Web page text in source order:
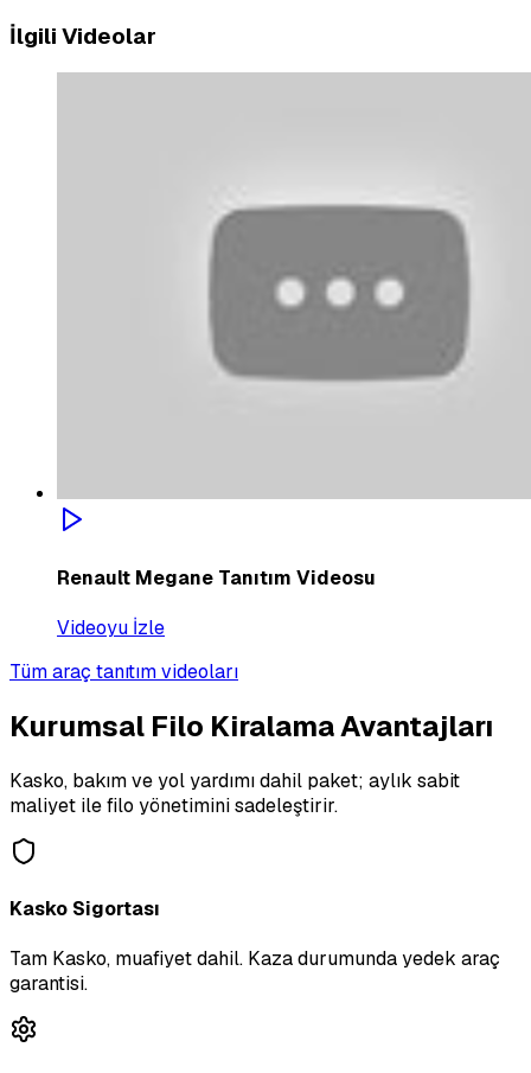
İlgili Videolar
Renault Megane Tanıtım Videosu
Videoyu İzle
Tüm araç tanıtım videoları
Kurumsal Filo Kiralama Avantajları
Kasko, bakım ve yol yardımı dahil paket; aylık sabit
maliyet ile filo yönetimini sadeleştirir.
Kasko Sigortası
Tam Kasko, muafiyet dahil. Kaza durumunda yedek araç
garantisi.